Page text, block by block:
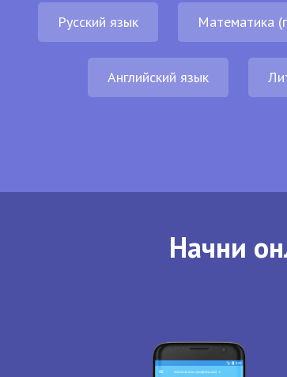
Русский язык Математика
Английский язык
Начни